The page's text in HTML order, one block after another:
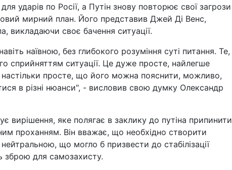
для ударів по Росії, а Путін знову повторює свої загрози
мирний план. Його представив Джей Ді Венс,
викладаючи своє бачення ситуації.
наївною, без глибокого розуміння суті питання. Те,
сприйняттям ситуації. Це дуже просте, найлегше
просте, що його можна пояснити, можливо,
в різні нюанси", - висловив свою думку Олександр
вирішення, яке полягає в заклику до путіна припинити
проханням. Він вважає, що необхідно створити
що могло б призвести до стабілізації
зброю для самозахисту.